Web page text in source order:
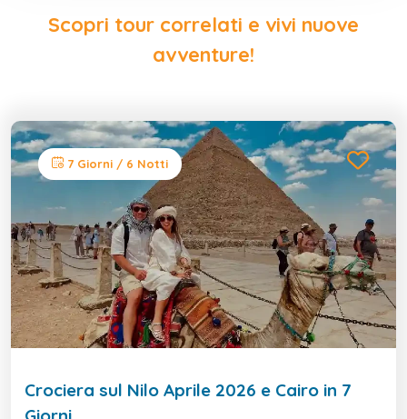
Scopri tour correlati e vivi nuove
avventure!
7 Giorni / 6 Notti
Crociera sul Nilo Aprile 2026 e Cairo in 7